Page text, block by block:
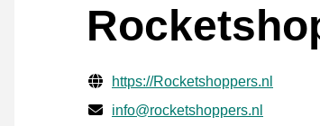
Verifisert kontaktinformasjon
Website URL
https://Rocketshoppers.nl
E-post
info@rocketshoppers.nl